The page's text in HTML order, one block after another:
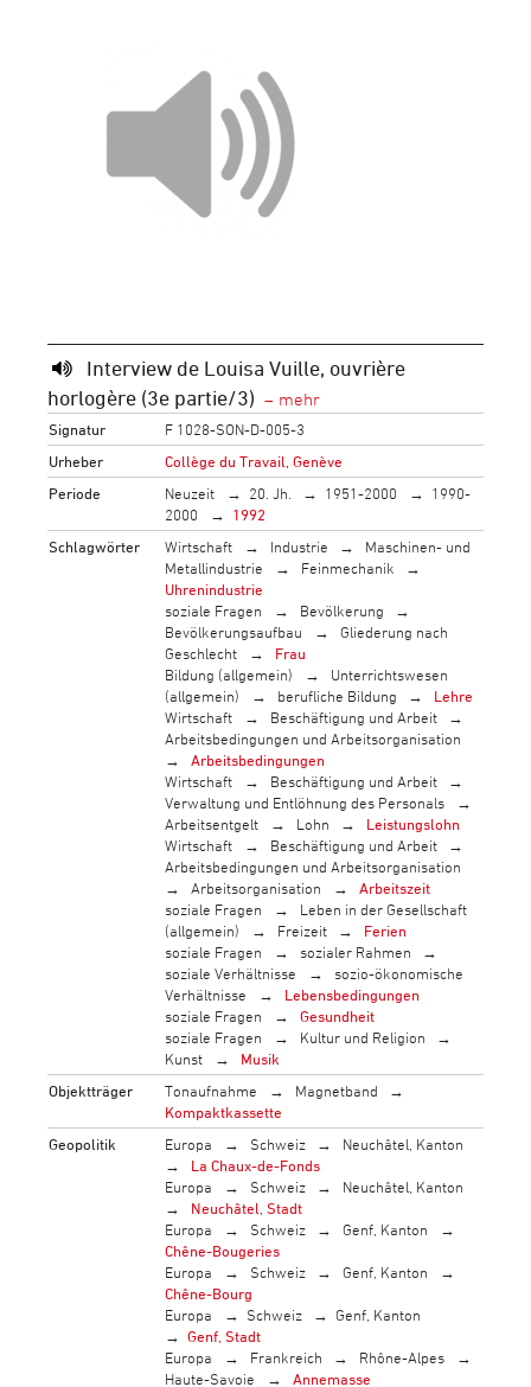
Interview de Louisa Vuille, ouvrière
horlogère (3e partie/3)
Signatur
F 1028-SON-D-005-3
Urheber
Collège du Travail, Genève
Periode
Neuzeit 20. Jh. 1951-2000
1990-
2000
1992
Schlagwörter
Wirtschaft Industrie
Maschinen- und
Metallindustrie
Feinmechanik
Uhrenindustrie
soziale Fragen
Bevölkerung
Bevölkerungsaufbau
Gliederung nach
Geschlecht
Frau
Bildung (allgemein)
Unterrichtswesen
(allgemein)
berufliche Bildung
Lehre
Wirtschaft
Beschäftigung und Arbeit
Arbeitsbedingungen und Arbeitsorganisation
Arbeitsbedingungen
Wirtschaft
Beschäftigung und Arbeit
Verwaltung und Entlöhnung des Personals
Arbeitsentgelt
Lohn
Leistungslohn
Wirtschaft
Beschäftigung und Arbeit
Arbeitsbedingungen und Arbeitsorganisation
Arbeitsorganisation
Arbeitszeit
soziale Fragen
Leben in der Gesellschaft
(allgemein)
Freizeit
Ferien
soziale Fragen
sozialer Rahmen
soziale Verhältnisse
sozio-ökonomische
Verhältnisse
Lebensbedingungen
soziale Fragen
Gesundheit
soziale Fragen
Kultur und Religion
Kunst
Musik
Objektträger
Tonaufnahme
Magnetband
Kompaktkassette
Geopolitik
Europa Schweiz
Neuchâtel, Kanton
La Chaux-de-Fonds
Europa
Schweiz
Neuchâtel, Kanton
Neuchâtel, Stadt
Europa
Schweiz
Genf, Kanton
Chêne-Bougeries
Europa
Schweiz
Genf, Kanton
Chêne-Bourg
Europa
Schweiz
Genf, Kanton
Genf, Stadt
Europa
Frankreich
Rhône-Alpes
Haute-Savoie
Annemasse